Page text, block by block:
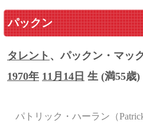
パックン
タレント 、パックン・マッ
1970年 11月14日 生 (満55歳)
パトリック・ハーラン（